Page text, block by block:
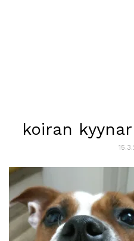
koiran